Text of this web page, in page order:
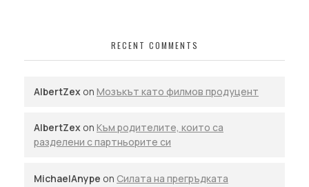
RECENT COMMENTS
AlbertZex on Мозъкът като филмов продуцент
AlbertZex on Към родителите, които са
разделени с партньорите си
MichaelAnype on Силата на прегръдката